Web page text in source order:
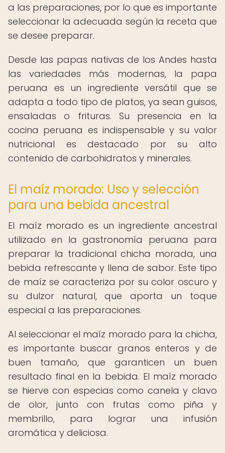
a las preparaciones, por lo que es importante
seleccionar la adecuada según la receta que
se desee preparar.
Desde las papas nativas de los Andes hasta
las variedades más modernas, la papa
peruana es un ingrediente versátil que se
adapta a todo tipo de platos, ya sean guisos,
ensaladas o frituras. Su presencia en la
cocina peruana es indispensable y su valor
nutricional es destacado por su alto
contenido de carbohidratos y minerales.
El maíz morado: Uso y selección
para una bebida ancestral
El maíz morado es un ingrediente ancestral
utilizado en la gastronomía peruana para
preparar la tradicional chicha morada, una
bebida refrescante y llena de sabor. Este tipo
de maíz se caracteriza por su color oscuro y
su dulzor natural, que aporta un toque
especial a las preparaciones.
Al seleccionar el maíz morado para la chicha,
es importante buscar granos enteros y de
buen tamaño, que garanticen un buen
resultado final en la bebida. El maíz morado
se hierve con especias como canela y clavo
de olor, junto con frutas como piña y
membrillo, para lograr una infusión
aromática y deliciosa.